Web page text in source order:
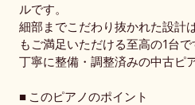
ルです。
細部までこだわり抜かれた設計
もご満足いただける至高の1台で
丁寧に整備・調整済みの中古ピ
■ このピアノのポイント